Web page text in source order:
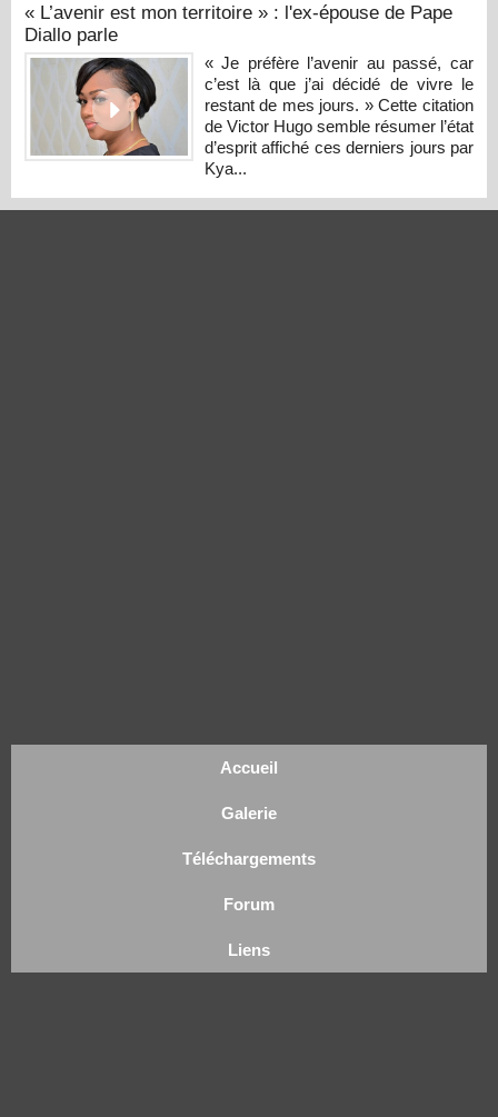
« L’avenir est mon territoire » : l'ex-épouse de Pape
Diallo parle
« Je préfère l’avenir au passé, car
c’est là que j’ai décidé de vivre le
restant de mes jours. » Cette citation
de Victor Hugo semble résumer l’état
d’esprit affiché ces derniers jours par
Kya...
Accueil
Galerie
Téléchargements
Forum
Liens